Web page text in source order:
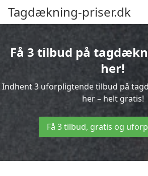
Tagdækning-priser.dk
Få 3 tilbud på
her!
Indhent 3 uforpligtende tilbud på
her – helt gratis!
Få 3 tilbud, gratis og